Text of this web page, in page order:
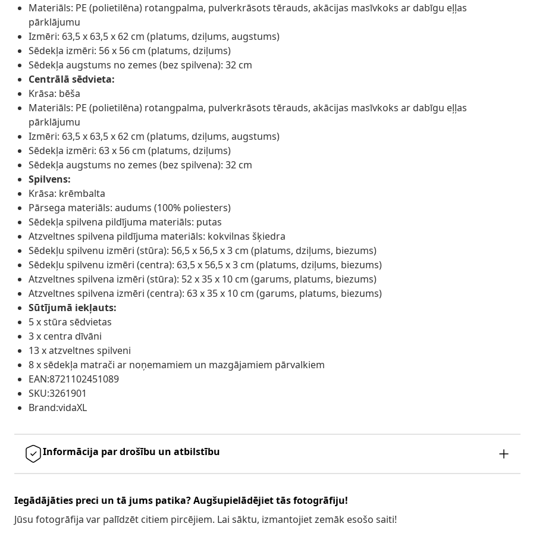
Materiāls: PE (polietilēna) rotangpalma, pulverkrāsots tērauds, akācijas masīvkoks ar dabīgu eļļas
pārklājumu
Izmēri: 63,5 x 63,5 x 62 cm (platums, dziļums, augstums)
Sēdekļa izmēri: 56 x 56 cm (platums, dziļums)
Sēdekļa augstums no zemes (bez spilvena): 32 cm
Centrālā sēdvieta:
Krāsa: bēša
Materiāls: PE (polietilēna) rotangpalma, pulverkrāsots tērauds, akācijas masīvkoks ar dabīgu eļļas
pārklājumu
Izmēri: 63,5 x 63,5 x 62 cm (platums, dziļums, augstums)
Sēdekļa izmēri: 63 x 56 cm (platums, dziļums)
Sēdekļa augstums no zemes (bez spilvena): 32 cm
Spilvens:
Krāsa: krēmbalta
Pārsega materiāls: audums (100% poliesters)
Sēdekļa spilvena pildījuma materiāls: putas
Atzveltnes spilvena pildījuma materiāls: kokvilnas šķiedra
Sēdekļu spilvenu izmēri (stūra): 56,5 x 56,5 x 3 cm (platums, dziļums, biezums)
Sēdekļu spilvenu izmēri (centra): 63,5 x 56,5 x 3 cm (platums, dziļums, biezums)
Atzveltnes spilvena izmēri (stūra): 52 x 35 x 10 cm (garums, platums, biezums)
Atzveltnes spilvena izmēri (centra): 63 x 35 x 10 cm (garums, platums, biezums)
Sūtījumā iekļauts:
5 x stūra sēdvietas
3 x centra dīvāni
13 x atzveltnes spilveni
8 x sēdekļa matrači ar noņemamiem un mazgājamiem pārvalkiem
EAN:8721102451089
SKU:3261901
Brand:vidaXL
Informācija par drošību un atbilstību
Iegādājāties preci un tā jums patika? Augšupielādējiet tās fotogrāfiju!
Jūsu fotogrāfija var palīdzēt citiem pircējiem. Lai sāktu, izmantojiet zemāk esošo saiti!